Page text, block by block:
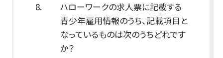
8.
ハローワークの求人票に記載する
青少年雇用情報のうち、記載項目と
なっているものは次のうちどれです
か？